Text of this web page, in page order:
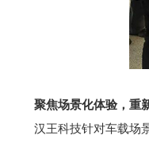
聚焦场景化体验，重
汉王科技针对车载场景